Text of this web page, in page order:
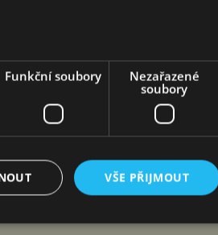
která podporuje inteligentní
Díky propojení více než 100
trhů a zároveň
což podtrhuje
Evropy na čistou
Funkční soubory
Nezařazené
soubory
VŠE PŘIJMOUT